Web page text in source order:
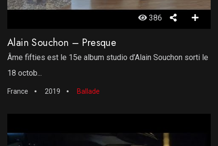
386
Alain Souchon – Presque
Âme fifties est le 15e album studio d’Alain Souchon sorti le
18 octob...
France 2019 Ballade